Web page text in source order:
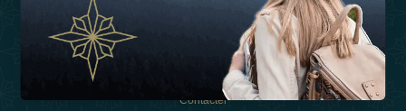
Contacter